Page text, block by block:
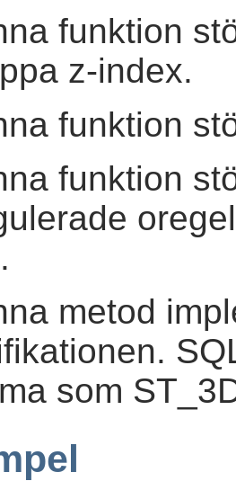
funktion
z-index.
funktion
funktion
metod
som